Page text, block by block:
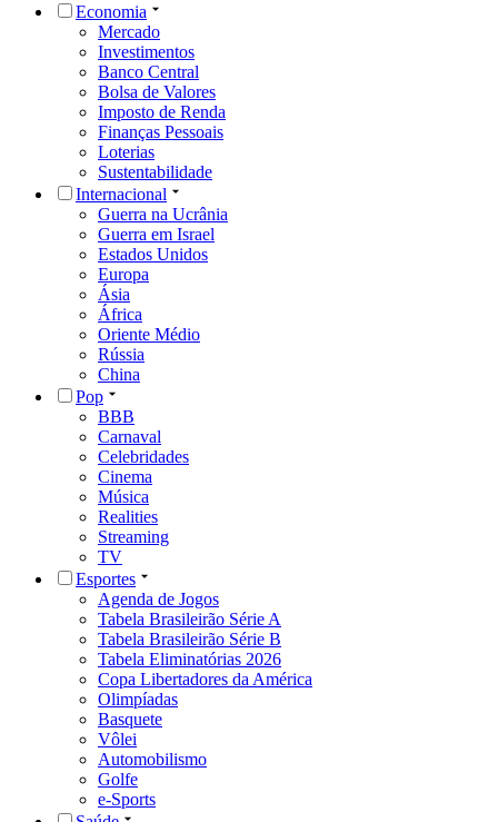
Economia
Mercado
Investimentos
Banco Central
Bolsa de Valores
Imposto de Renda
Finanças Pessoais
Loterias
Sustentabilidade
Internacional
Guerra na Ucrânia
Guerra em Israel
Estados Unidos
Europa
Ásia
África
Oriente Médio
Rússia
China
Pop
BBB
Carnaval
Celebridades
Cinema
Música
Realities
Streaming
TV
Esportes
Agenda de Jogos
Tabela Brasileirão Série A
Tabela Brasileirão Série B
Tabela Eliminatórias 2026
Copa Libertadores da América
Olimpíadas
Basquete
Vôlei
Automobilismo
Golfe
e-Sports